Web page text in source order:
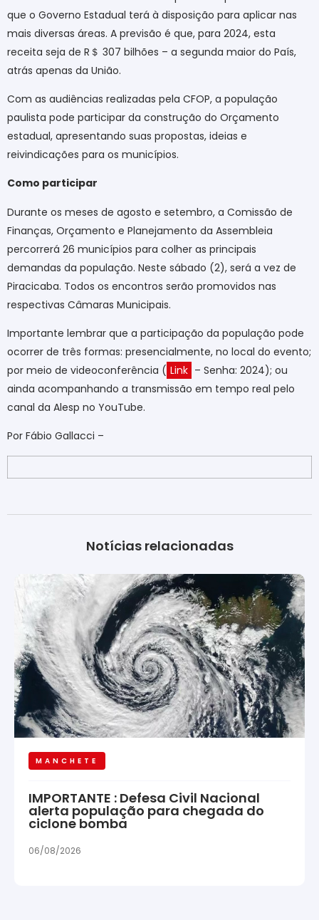
que o Governo Estadual terá à disposição para aplicar nas
mais diversas áreas. A previsão é que, para 2024, esta
receita seja de R ＄ 307 bilhões – a segunda maior do País,
atrás apenas da União.
Com as audiências realizadas pela CFOP, a população
paulista pode participar da construção do Orçamento
estadual, apresentando suas propostas, ideias e
reivindicações para os municípios.
Como participar
Durante os meses de agosto e setembro, a Comissão de
Finanças, Orçamento e Planejamento da Assembleia
percorrerá 26 municípios para colher as principais
demandas da população. Neste sábado (2), será a vez de
Piracicaba. Todos os encontros serão promovidos nas
respectivas Câmaras Municipais.
Importante lembrar que a participação da população pode
ocorrer de três formas: presencialmente, no local do evento;
por meio de videoconferência ( Link – Senha: 2024); ou
ainda acompanhando a transmissão em tempo real pelo
canal da Alesp no YouTube.
Por Fábio Gallacci –
Notícias relacionadas
MANCHETE
IMPORTANTE : Defesa Civil Nacional
alerta população para chegada do
ciclone bomba
06/08/2026